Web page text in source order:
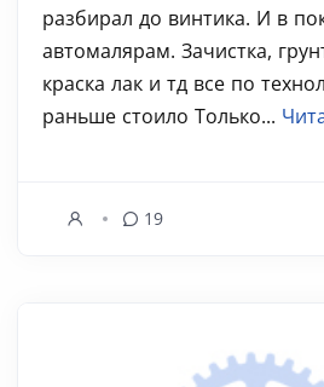
разбирал до винтика. И в
автомалярам. Зачистка,
краска лак и тд все по
раньше стоило Только...
19